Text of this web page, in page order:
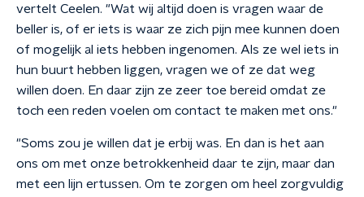
vertelt Ceelen. "Wat wij altijd doen is vragen waar de
beller is, of er iets is waar ze zich pijn mee kunnen doen
of mogelijk al iets hebben ingenomen. Als ze wel iets in
hun buurt hebben liggen, vragen we of ze dat weg
willen doen. En daar zijn ze zeer toe bereid omdat ze
toch een reden voelen om contact te maken met ons."
"Soms zou je willen dat je erbij was. En dan is het aan
ons om met onze betrokkenheid daar te zijn, maar dan
met een lijn ertussen. Om te zorgen om heel zorgvuldig